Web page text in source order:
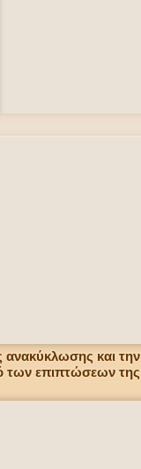
ανακύκλωσης και την
των επιπτώσεων της